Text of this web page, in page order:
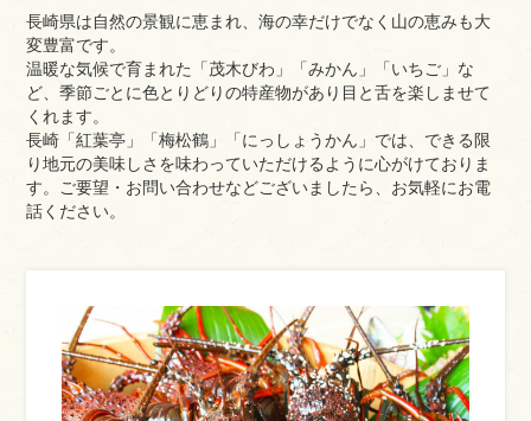
長崎県は自然の景観に恵まれ、海の幸だけでなく山の恵みも大
変豊富です。
温暖な気候で育まれた「茂木びわ」「みかん」「いちご」な
ど、季節ごとに色とりどりの特産物があり目と舌を楽しませて
くれます。
長崎「紅葉亭」「梅松鶴」「にっしょうかん」では、できる限
り地元の美味しさを味わっていただけるように心がけておりま
す。ご要望・お問い合わせなどございましたら、お気軽にお電
話ください。